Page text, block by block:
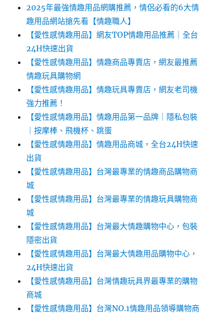
2025年最強情趣用品網購推薦，情侶必看的6大情
趣用品網站搶先看【情趣職人】
【愛性感情趣用品】網友TOP情趣用品推薦｜全台
24H快速出貨
【愛性感情趣用品】情趣商品專賣店，網友最推薦
情趣玩具購物網
【愛性感情趣用品】情趣玩具專賣店，網友老司機
強力推薦！
【愛性感情趣用品】情趣用品第一品牌｜隱私包裝
｜按摩棒、飛機杯、跳蛋
【愛性感情趣用品】情趣用品商城，全台24H快速
出貨
【愛性感情趣用品】台灣最專業的情趣商品購物商
城
【愛性感情趣用品】台灣最專業的情趣玩具購物商
城
【愛性感情趣用品】台灣最大情趣購物中心，包裝
隱密出貨
【愛性感情趣用品】台灣最大情趣用品購物中心，
24H快速出貨
【愛性感情趣用品】台灣情趣玩具界最專業的購物
商城
【愛性感情趣用品】台灣NO.1情趣用品領導購物商